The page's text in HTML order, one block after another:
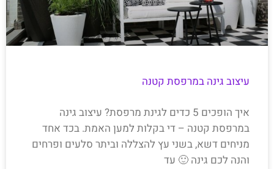
עיצוב גינה במרפסת קטנה
איך הופכים 5 כדים לגינת מרפסת? עיצוב גינה
במרפסת קטנה – די בקלות למען האמת. בכד אחד
מניחים דשא, בשני עץ להצללה וביתר סלעים ופרחים
והנה לכם גינה 🙂 עד